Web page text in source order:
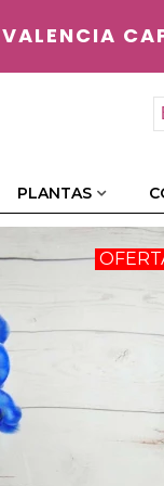
VALENCIA
PLANTAS